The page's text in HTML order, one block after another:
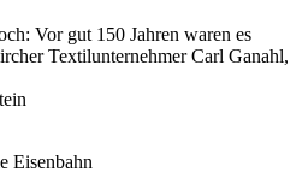
Vor gut 150 Jahren waren es
Textilunternehmer Carl Ganahl,